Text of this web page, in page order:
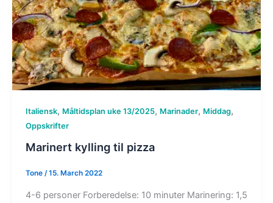
Italiensk, Måltidsplan uke 13/2025, Marinader, Middag,
Oppskrifter
Marinert kylling til pizza
Tone /15. March 2022
4-6 personer Forberedelse: 10 minuter Marinering: 1,5